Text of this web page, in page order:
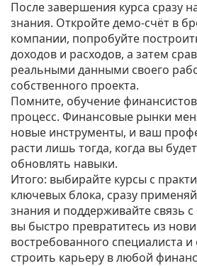
После завершения курса сразу
знания. Откройте демо‑счёт в
компании, попробуйте
доходов и расходов, а затем
реальными данными своего
собственного проекта.
Помните, обучение
процесс. Финансовые рынки
новые инструменты, и ваш
расти лишь тогда, когда вы
обновлять навыки.
Итого: выбирайте курсы с
ключевых блока, сразу
знания и поддерживайте связь
вы быстро превратитесь из
востребованного специалиста
строить карьеру в любой